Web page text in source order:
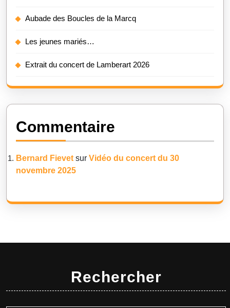
Aubade des Boucles de la Marcq
Les jeunes mariés…
Extrait du concert de Lamberart 2026
Commentaire
Bernard Fievet sur Vidéo du concert du 30
novembre 2025
Rechercher